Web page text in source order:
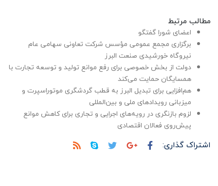
مطالب مرتبط
اعضای شورا گفتگو
برگزاری مجمع عمومی مؤسس شرکت تعاونی سهامی عام
نیروگاه خورشیدی صنعت البرز
دولت از بخش خصوصی برای رفع موانع تولید و توسعه تجارت با
همسایگان حمایت می‌کند
هم‌افزایی برای تبدیل البرز به قطب گردشگری موتوراسپرت و
میزبانی رویدادهای ملی و بین‌المللی
لزوم بازنگری در رویه‌های اجرایی و تجاری برای کاهش موانع
پیش‌روی فعالان اقتصادی
اشتراک گذاری: